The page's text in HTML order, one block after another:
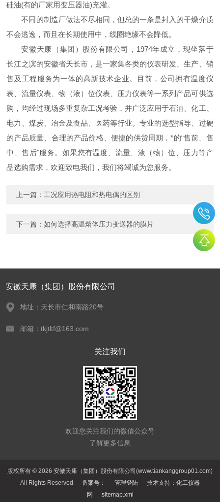
硅油(有的厂家用变压器油)充灌。
不同的制造厂做法不尽相同，但总的一条是封入的干燥介质
不会逃逸，而且在长期使用中，线圈绝缘不会降低。
安徽天康（集团）股份有限公司，1974年成立，现坐落于
长江之滨的安徽省天长市，是一家集各类的仪表研发、生产、销
售及工程服务为一体的高新技术企业。目前，公司拥有温度仪
表、流量仪表、物（液）位仪表、压力仪表等一系列产品可供选
购，均经过现场多重复杂工况考验，并广泛应用于石油、化工、
电力、煤炭、冶金及食品、医药等行业。专业的选型指导、过硬
的产品质量、合理的产品价格、便捷的供货周期，*的“售前、售
中、售后"服务。如果您有温度、流量、液（物）位、压力等产
品选购需求，欢迎致电我们，我们将竭诚为您服务。
上一篇： 工况应用热电阻和热电偶的区别
下一篇：如何选择高温熔体压力变送器的膜片
安徽天康（集团）股份有限公司
地址：天长市仁和南路20号
邮箱：tkjtltf@163.com
关注我们
欢迎您关注我们的微信公众号
了解更多信息
版权所有 © 2026 安徽天康（集团）股份有限公司(www.tiankanggroup01.com)
All Rights Reserved 备案号： 管理登陆 技术支持： 化工仪器
网
sitemap.xml